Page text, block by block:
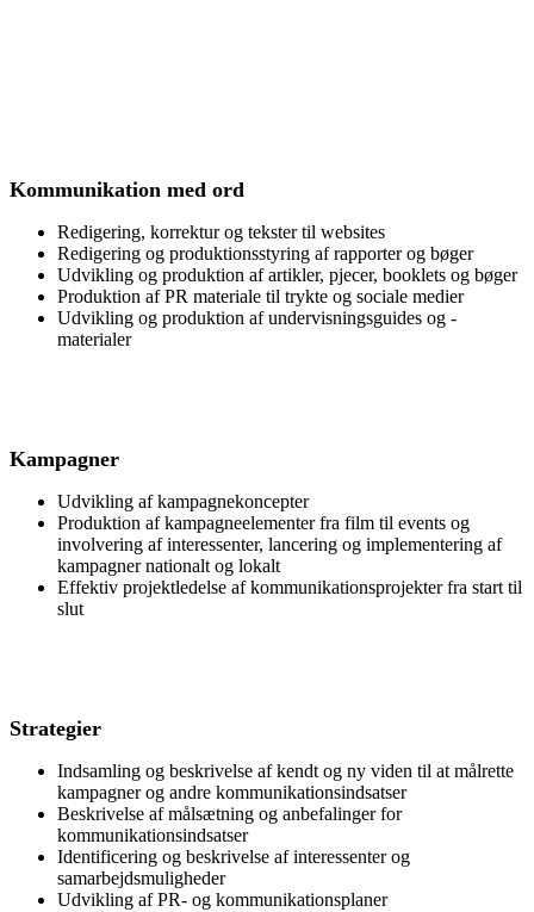
Kommunikation med ord
Redigering, korrektur og tekster til websites
Redigering og produktionsstyring af rapporter og bøger
Udvikling og produktion af artikler, pjecer, booklets og bøger
Produktion af PR materiale til trykte og sociale medier
Udvikling og produktion af undervisningsguides og -
materialer
Kampagner
Udvikling af kampagnekoncepter
Produktion af kampagneelementer fra film til events og
involvering af interessenter, lancering og implementering af
kampagner nationalt og lokalt
Effektiv projektledelse af kommunikationsprojekter fra start til
slut
Strategier
Indsamling og beskrivelse af kendt og ny viden til at målrette
kampagner og andre kommunikationsindsatser
Beskrivelse af målsætning og anbefalinger for
kommunikationsindsatser
Identificering og beskrivelse af interessenter og
samarbejdsmuligheder
Udvikling af PR- og kommunikationsplaner